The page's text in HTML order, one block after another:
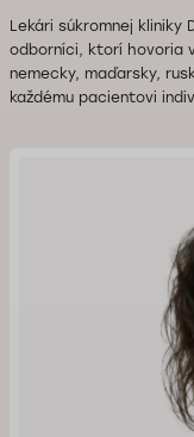
Lekári súkromnej
odborníci, ktorí hovoria
nemecky, maďarsky,
každému pacientovi